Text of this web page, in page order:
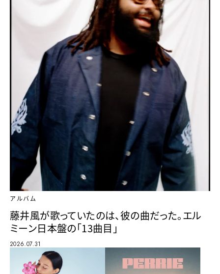
アルバム
藤井風が歌っていたのは、彼の曲だった。エル
ミーン日本盤の「13曲目」
2026.07.31